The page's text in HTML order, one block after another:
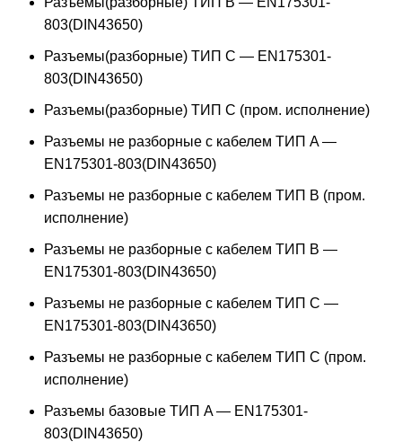
803(DIN43650)
Разъемы(разборные) ТИП C — EN175301-
803(DIN43650)
Разъемы(разборные) ТИП С (пром. исполнение)
Разъемы не разборные с кабелем ТИП A —
EN175301-803(DIN43650)
Разъемы не разборные с кабелем ТИП B (пром.
исполнение)
Разъемы не разборные с кабелем ТИП B —
EN175301-803(DIN43650)
Разъемы не разборные с кабелем ТИП C —
EN175301-803(DIN43650)
Разъемы не разборные с кабелем ТИП C (пром.
исполнение)
Разъемы базовые ТИП A — EN175301-
803(DIN43650)